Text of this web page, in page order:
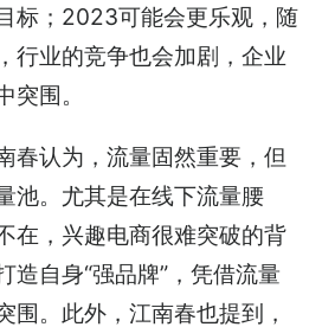
标；2023可能会更乐观，随
行业的竞争也会加剧，企业
突围。
春认为，流量固然重要，但
池。尤其是在线下流量腰
在，兴趣电商很难突破的背
造自身“强品牌”，凭借流量
围。此外，江南春也提到，